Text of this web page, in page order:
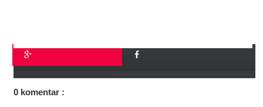
0 komentar :